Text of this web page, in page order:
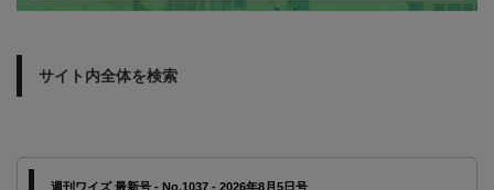
サイト内全体を検索
週刊ワイズ 最新号 - No.1037 - 2026年8月5日号